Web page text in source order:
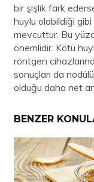
bir şişlik fark
huylu olabildiği gibi
mevcuttur. Bu
önemlidir. Kötü
röntgen
sonuçları da
olduğu daha net
BENZER